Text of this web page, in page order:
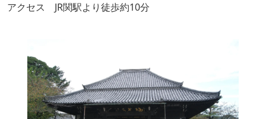
アクセス JR関駅より徒歩約10分